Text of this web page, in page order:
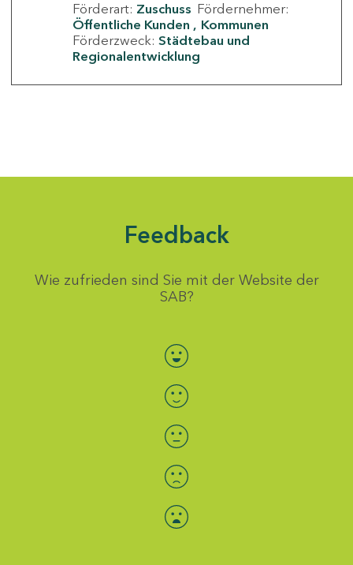
Förderart: Zuschuss Fördernehmer:
Öffentliche Kunden
Kommunen
Förderzweck: Städtebau und
Regionalentwicklung
Feedback
Wie zufrieden sind Sie mit der Website der
SAB?
Bewertung auswählen